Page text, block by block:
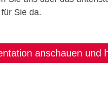
Sie da.
anschauen und